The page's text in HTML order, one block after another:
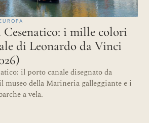
Cesenatico: i mille colori
di Leonardo da Vinci
il porto canale disegnato da
museo della Marineria galleggiante e i
a vela.